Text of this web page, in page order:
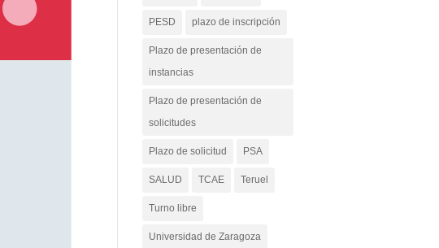
PESD plazo de inscripción
Plazo de presentación de
instancias
Plazo de presentación de
solicitudes
Plazo de solicitud PSA
SALUD TCAE Teruel
Turno libre
Universidad de Zaragoza